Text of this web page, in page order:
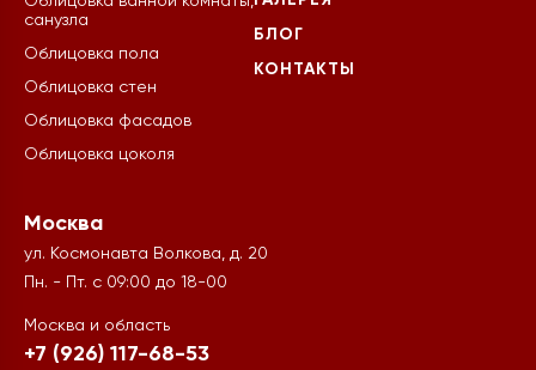
санузла
Облицовка пола
Облицовка стен
Облицовка фасадов
Облицовка цоколя
БЛОГ
КОНТАКТЫ
Москва
ул. Космонавта Волкова, д. 20
Пн. - Пт. с 09:00 до 18-00
Москва и область
+7 (926) 117-68-53